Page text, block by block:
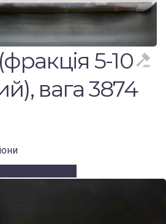
5-10
вага 3874